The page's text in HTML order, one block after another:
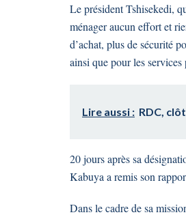
Le président Tshisekedi,
ménager aucun effort et
d’achat, plus de sécurité
ainsi que pour les
Lire aussi : RDC,
20 jours après sa
Kabuya a remis son
Dans le cadre de sa